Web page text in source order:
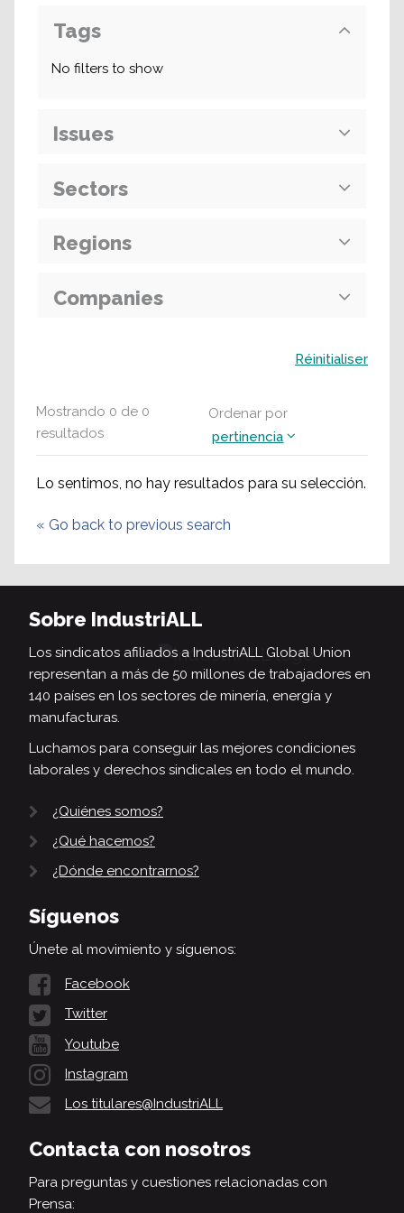
Mostrando 0 de 0
resultados
Ordenar por
pertinencia
Lo sentimos, no hay resultados para su selección.
« Go back to previous search
Tags
No filters to show
Issues
Sectors
Regions
Companies
Réinitialiser
Sobre IndustriALL
Los sindicatos afiliados a IndustriALL Global Union
representan a más de 50 millones de trabajadores en
140 países en los sectores de minería, energía y
manufacturas.
Luchamos para conseguir las mejores condiciones
laborales y derechos sindicales en todo el mundo.
¿Quiénes somos?
¿Qué hacemos?
¿Dónde encontrarnos?
Síguenos
Únete al movimiento y síguenos:
Facebook
Twitter
Youtube
Instagram
Los titulares@IndustriALL
Contacta con nosotros
Para preguntas y cuestiones relacionadas con
Prensa: